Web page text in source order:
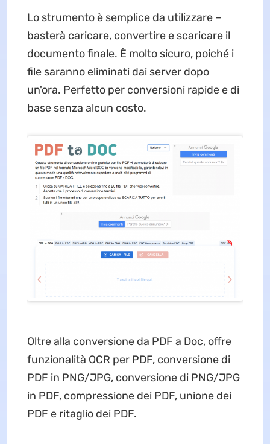
Lo strumento è semplice da utilizzare –
basterà caricare, convertire e scaricare il
documento finale. È molto sicuro, poiché i
file saranno eliminati dai server dopo
un'ora. Perfetto per conversioni rapide e di
base senza alcun costo.
Oltre alla conversione da PDF a Doc, offre
funzionalità OCR per PDF, conversione di
PDF in PNG/JPG, conversione di PNG/JPG
in PDF, compressione dei PDF, unione dei
PDF e ritaglio dei PDF.